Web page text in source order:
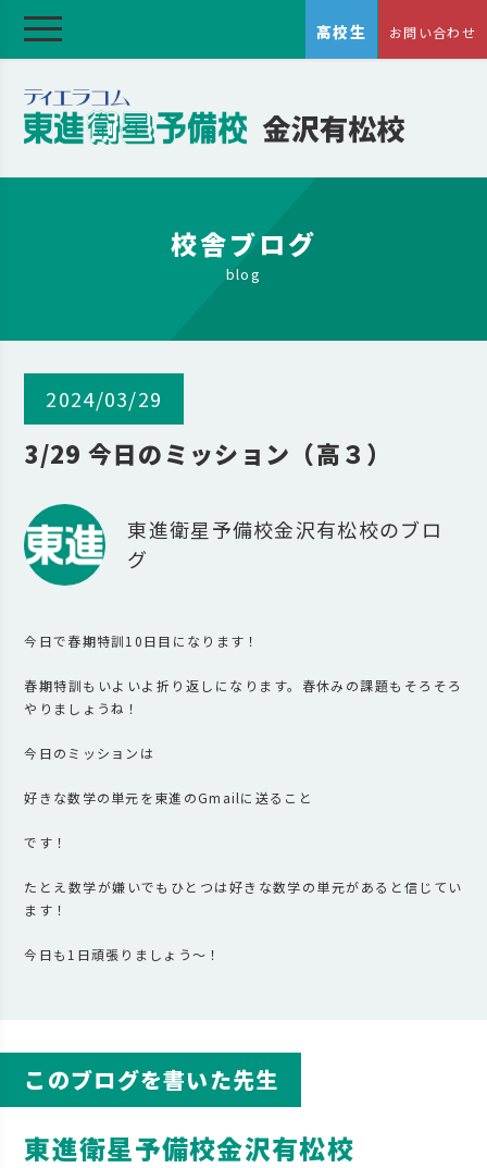
高校生 お問い合わせ
校舎ブログ
blog
2024/03/29
3/29 今日のミッション（高３）
東進衛星予備校金沢有松校のブロ
グ
今日で春期特訓10日目になります！
春期特訓もいよいよ折り返しになります。春休みの課題もそろそろ
やりましょうね！
今日のミッションは
好きな数学の単元を東進のGmailに送ること
です！
たとえ数学が嫌いでもひとつは好きな数学の単元があると信じてい
ます！
今日も1日頑張りましょう～！
このブログを書いた先生
東進衛星予備校金沢有松校